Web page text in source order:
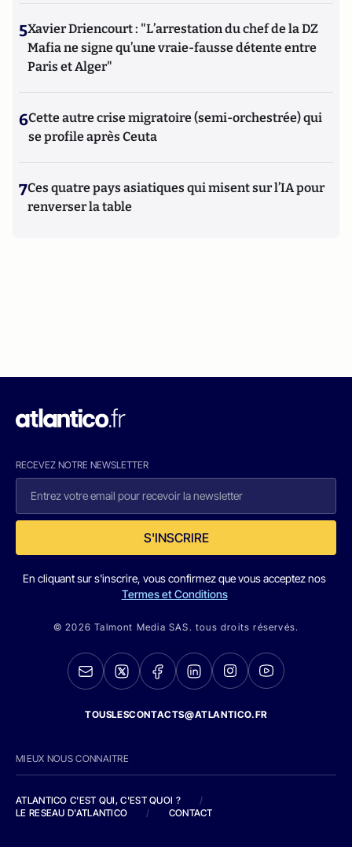
5Xavier Driencourt : "L’arrestation du chef de la DZ
Mafia ne signe qu’une vraie-fausse détente entre
Paris et Alger"
6Cette autre crise migratoire (semi-orchestrée) qui
se profile après Ceuta
7Ces quatre pays asiatiques qui misent sur l’IA pour
renverser la table
RECEVEZ NOTRE NEWSLETTER
S'INSCRIRE
En cliquant sur s'inscrire, vous confirmez que vous acceptez nos
Termes et Conditions
© 2026 Talmont Media SAS. tous droits réservés.
TOUSLESCONTACTS@ATLANTICO.FR
MIEUX NOUS CONNAITRE
ATLANTICO C'EST QUI, C'EST QUOI ?
/
LE RESEAU D'ATLANTICO
/ CONTACT